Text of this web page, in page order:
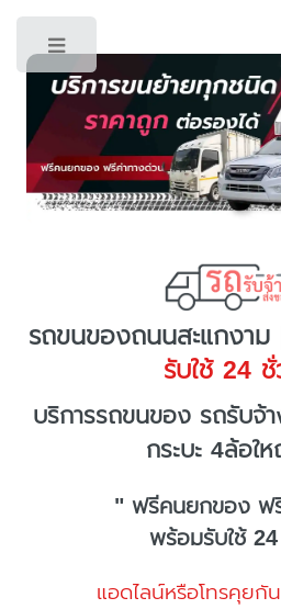
รถขนของถนนสะแกงา
รับใช้ 24
บริการรถขนของ รถรับจ้
กระบะ 4ล้อ
" ฟรีคนยกของ ฟ
พร้อมรับใช้
แอดไลน์หรือโทรคุยกั
Toggle